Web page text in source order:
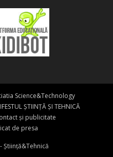
Science&Technology
ȘTIINȚĂ ȘI TEHNICĂ
și publicitate
de presa
Știință&Tehnică